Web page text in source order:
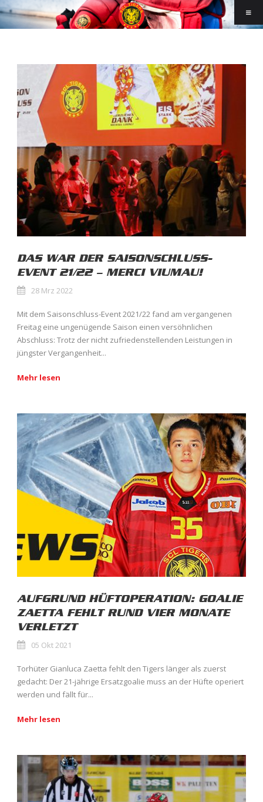
DAS WAR DER SAISONSCHLUSS-
EVENT 21/22 – MERCI VIUMAU!
28 Mrz 2022
Mit dem Saisonschluss-Event 2021/22 fand am vergangenen
Freitag eine ungenügende Saison einen versöhnlichen
Abschluss: Trotz der nicht zufriedenstellenden Leistungen in
jüngster Vergangenheit...
Mehr lesen
AUFGRUND HÜFTOPERATION: GOALIE
ZAETTA FEHLT RUND VIER MONATE
VERLETZT
05 Okt 2021
Torhüter Gianluca Zaetta fehlt den Tigers länger als zuerst
gedacht: Der 21-jährige Ersatzgoalie muss an der Hüfte operiert
werden und fällt für...
Mehr lesen